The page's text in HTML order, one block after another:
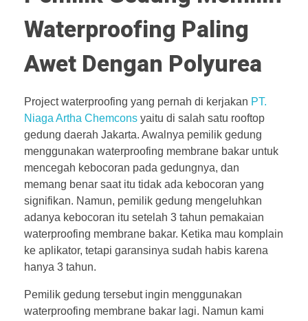
Waterproofing Paling
Awet Dengan Polyurea
Project waterproofing yang pernah di kerjakan PT.
Niaga Artha Chemcons yaitu di salah satu rooftop
gedung daerah Jakarta. Awalnya pemilik gedung
menggunakan waterproofing membrane bakar untuk
mencegah kebocoran pada gedungnya, dan
memang benar saat itu tidak ada kebocoran yang
signifikan. Namun, pemilik gedung mengeluhkan
adanya kebocoran itu setelah 3 tahun pemakaian
waterproofing membrane bakar. Ketika mau komplain
ke aplikator, tetapi garansinya sudah habis karena
hanya 3 tahun.
Pemilik gedung tersebut ingin menggunakan
waterproofing membrane bakar lagi. Namun kami